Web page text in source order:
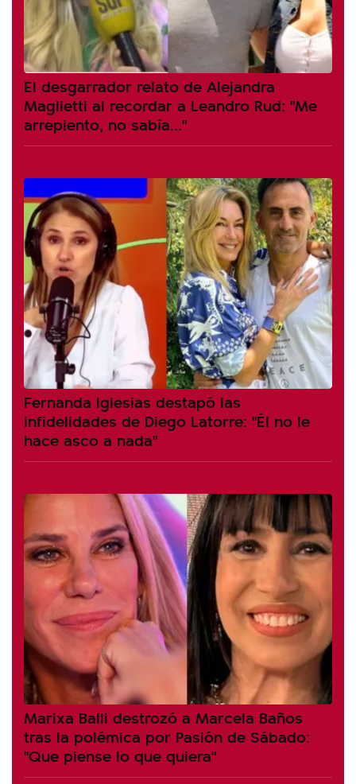
El desgarrador relato de Alejandra
Maglietti al recordar a Leandro Rud: "Me
arrepiento, no sabía..."
Fernanda Iglesias destapó las
infidelidades de Diego Latorre: "Él no le
hace asco a nada"
Marixa Balli destrozó a Marcela Baños
tras la polémica por Pasión de Sábado:
"Que piense lo que quiera"